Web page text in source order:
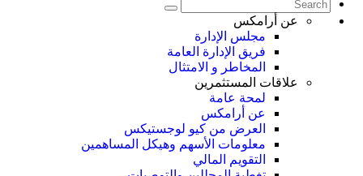
عن أرامكس
مجلس الإدارة
فريق الإدارة العامة
المخاطر و الامتثال
علاقات المستثمرين
لمحة عامة
عن أرامكس
العرض من كيو لوجستيكس
معلومات الأسهم وهيكل المساهمين
التقويم المالي